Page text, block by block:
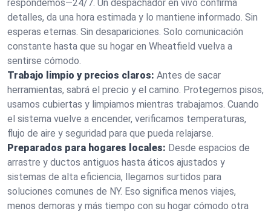
respondemos—24/7. Un despachador en vivo confirma
detalles, da una hora estimada y lo mantiene informado. Sin
esperas eternas. Sin desapariciones. Solo comunicación
constante hasta que su hogar en Wheatfield vuelva a
sentirse cómodo.
Trabajo limpio y precios claros: Antes de sacar
herramientas, sabrá el precio y el camino. Protegemos pisos,
usamos cubiertas y limpiamos mientras trabajamos. Cuando
el sistema vuelve a encender, verificamos temperaturas,
flujo de aire y seguridad para que pueda relajarse.
Preparados para hogares locales: Desde espacios de
arrastre y ductos antiguos hasta áticos ajustados y
sistemas de alta eficiencia, llegamos surtidos para
soluciones comunes de NY. Eso significa menos viajes,
menos demoras y más tiempo con su hogar cómodo otra